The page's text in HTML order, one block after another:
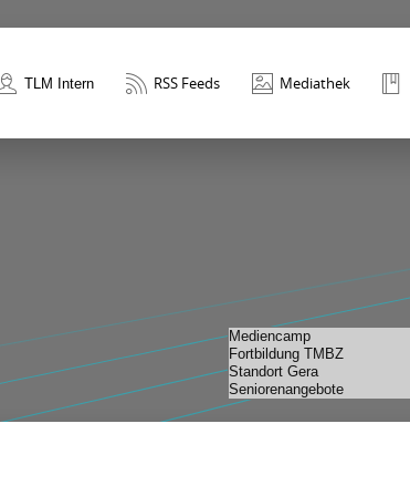
TLM Intern RSS Feeds Mediathek